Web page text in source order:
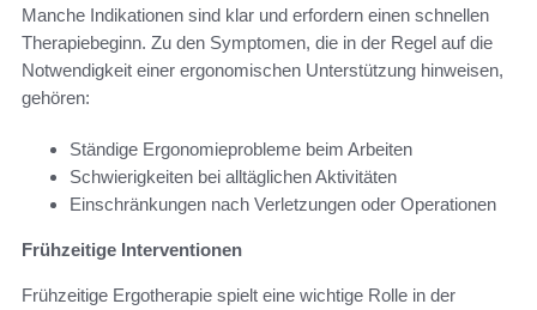
Manche Indikationen sind klar und erfordern einen schnellen
Therapiebeginn. Zu den Symptomen, die in der Regel auf die
Notwendigkeit einer ergonomischen Unterstützung hinweisen,
gehören:
Ständige Ergonomieprobleme beim Arbeiten
Schwierigkeiten bei alltäglichen Aktivitäten
Einschränkungen nach Verletzungen oder Operationen
Frühzeitige Interventionen
Frühzeitige Ergotherapie spielt eine wichtige Rolle in der